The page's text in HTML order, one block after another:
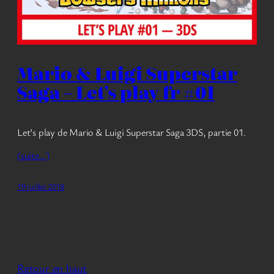
Mario & Luigi Superstar
Saga – Let’s play fr #01
Let’s play de Mario & Luigi Superstar Saga 3DS, partie 01.
(suite…)
19 juillet 2018
Retour en haut